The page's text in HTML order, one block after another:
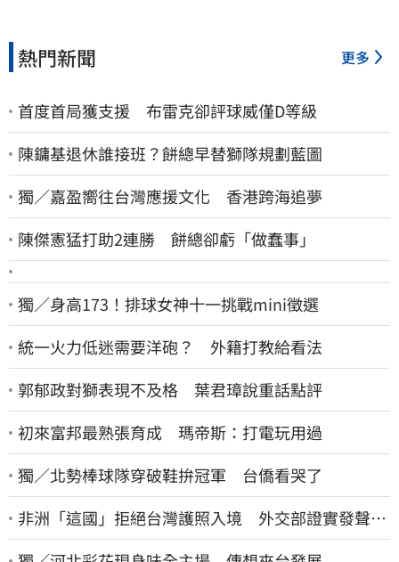
熱門新聞 更多
首度首局獲支援 布雷克卻評球威僅D等級
陳鏞基退休誰接班？餅總早替獅隊規劃藍圖
獨／嘉盈嚮往台灣應援文化 香港跨海追夢
陳傑憲猛打助2連勝 餅總卻虧「做蠢事」
獨／身高173！排球女神十一挑戰mini徵選
統一火力低迷需要洋砲？ 外籍打教給看法
郭郁政對獅表現不及格 葉君璋說重話點評
初來富邦最熟張育成 瑪帝斯：打電玩用過
獨／北勢棒球隊穿破鞋拚冠軍 台僑看哭了
非洲「這國」拒絕台灣護照入境 外交部證實發聲
了：持續交涉聯繫